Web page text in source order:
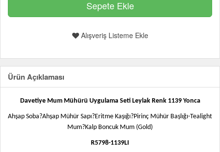
Alışveriş Listeme Ekle
Ürün Açıklaması
Davetiye Mum Mühürü Uygulama Seti Leylak Renk 1139 Yonca
Ahşap Soba?Ahşap Mühür Sapı?Eritme Kaşığı?Pirinç Mühür Başlığı-Tealight
Mum?Kalp Boncuk Mum (Gold)
R5798-1139LI